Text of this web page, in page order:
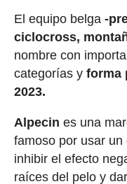
El equipo belga -
ciclocross,
nombre con
categorías y forma
2023.
Alpecin es una
famoso por usar
inhibir el efecto
raíces del pelo y